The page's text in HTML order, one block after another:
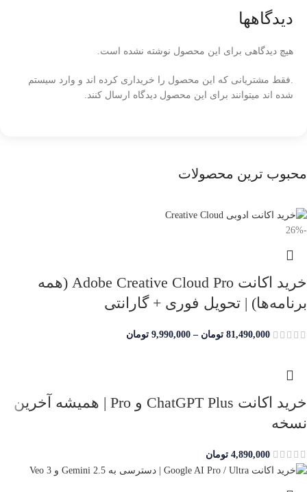
دیدگاهها
هیچ دیدگاهی برای این محصول نوشته نشده است.
.فقط مشتریانی که این محصول را خریداری کرده اند و وارد سیستم
شده اند میتوانند برای این محصول دیدگاه ارسال کنند.
محبوب ترین محصولات
-26%
خرید اکانت Adobe Creative Cloud Pro (همه
برنامه‌ها) | تحویل فوری + گارانتی
81,490,000 تومان –
9,990,000 تومان
خرید اکانت ChatGPT Plus و Pro | همیشه آخرین
نسخه
4,890,000 تومان